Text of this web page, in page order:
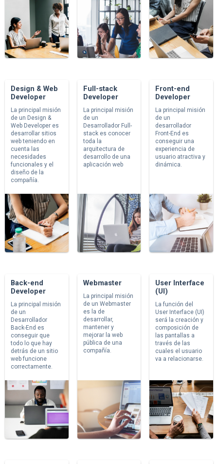
Design & Web
Developer
La principal misión
de un Design &
Web Developer es
desarrollar sitios
web teniendo en
cuenta las
necesidades
funcionales y el
diseño de la
compañía.
Full-stack
Developer
La principal misión
de un
Desarrollador Full-
stack es conocer
toda la
arquitectura de
desarrollo de una
aplicación web
Front-end
Developer
La principal misión
de un
desarrollador
Front-End es
conseguir una
experiencia de
usuario atractiva y
dinámica.
Back-end
Developer
La principal misión
de un
Desarrollador
Back-End es
conseguir que
todo lo que hay
detrás de un sitio
web funcione
correctamente.
Webmaster
La principal misión
de un Webmaster
es la de
desarrollar,
mantener y
mejorar la web
pública de una
compañía.
User Interface
(UI)
La función del
User Interface (UI)
será la creación y
composición de
las pantallas a
través de las
cuales el usuario
va a relacionarse.